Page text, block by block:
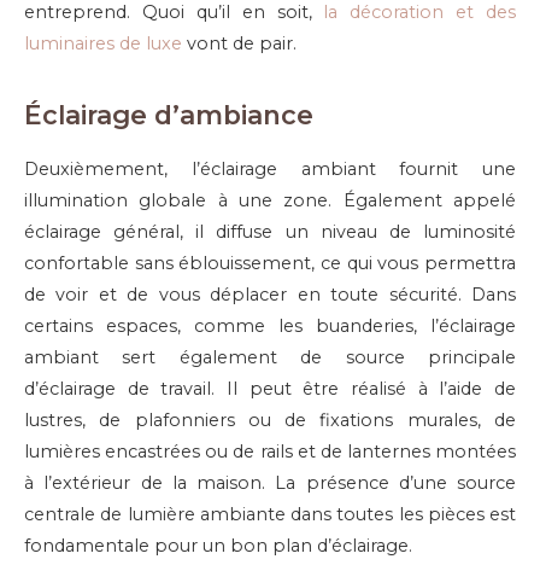
entreprend. Quoi qu’il en soit,
la décoration et des
luminaires de luxe vont de pair.
Éclairage d’ambiance
Deuxièmement, l’éclairage ambiant fournit une
illumination globale à une zone. Également appelé
éclairage général, il diffuse un niveau de luminosité
confortable sans éblouissement, ce qui vous permettra
de voir et de vous déplacer en toute sécurité. Dans
certains espaces, comme les buanderies, l’éclairage
ambiant sert également de source principale
d’éclairage de travail. Il peut être réalisé à l’aide de
lustres, de plafonniers ou de fixations murales, de
lumières encastrées ou de rails et de lanternes montées
à l’extérieur de la maison. La présence d’une source
centrale de lumière ambiante dans toutes les pièces est
fondamentale pour un bon plan d’éclairage.